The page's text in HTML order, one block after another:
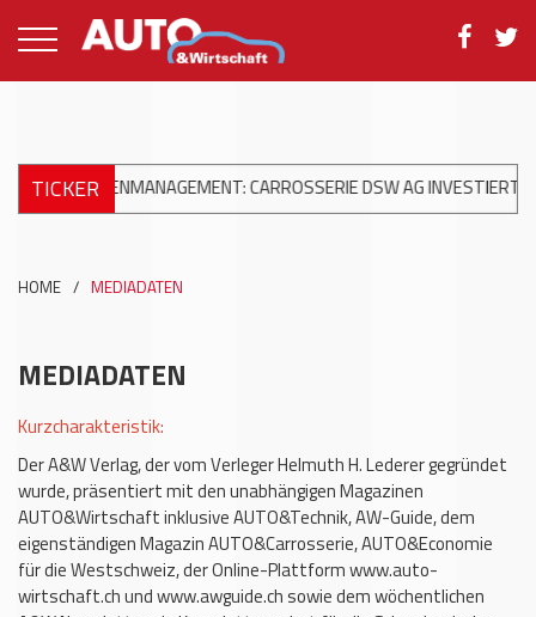
TICKER CARROSSERIE DSW AG INVESTIERT IN
HOME / MEDIADATEN
MEDIADATEN
Kurzcharakteristik:
Der A&W Verlag, der vom Verleger Helmuth H. Lederer gegründet
wurde, präsentiert mit den unabhängigen Magazinen
AUTO&Wirtschaft inklusive AUTO&Technik, AW-Guide, dem
eigenständigen Magazin AUTO&Carrosserie, AUTO&Economie
für die Westschweiz, der Online-Plattform www.auto-
wirtschaft.ch und www.awguide.ch sowie dem wöchentlichen